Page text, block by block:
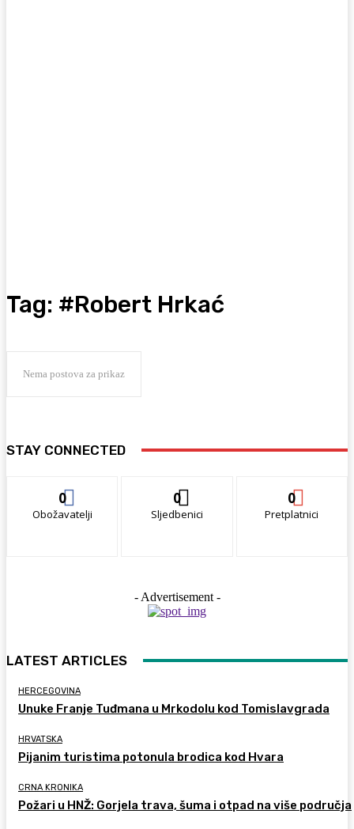
Tag: #Robert Hrkać
Nema postova za prikaz
STAY CONNECTED
0
Obožavatelji
0
Sljedbenici
0
Pretplatnici
- Advertisement -
LATEST ARTICLES
HERCEGOVINA
Unuke Franje Tuđmana u Mrkodolu kod Tomislavgrada
HRVATSKA
Pijanim turistima potonula brodica kod Hvara
CRNA KRONIKA
Požari u HNŽ: Gorjela trava, šuma i otpad na više područja